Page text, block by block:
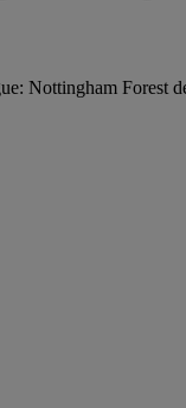
Nottingham Forest